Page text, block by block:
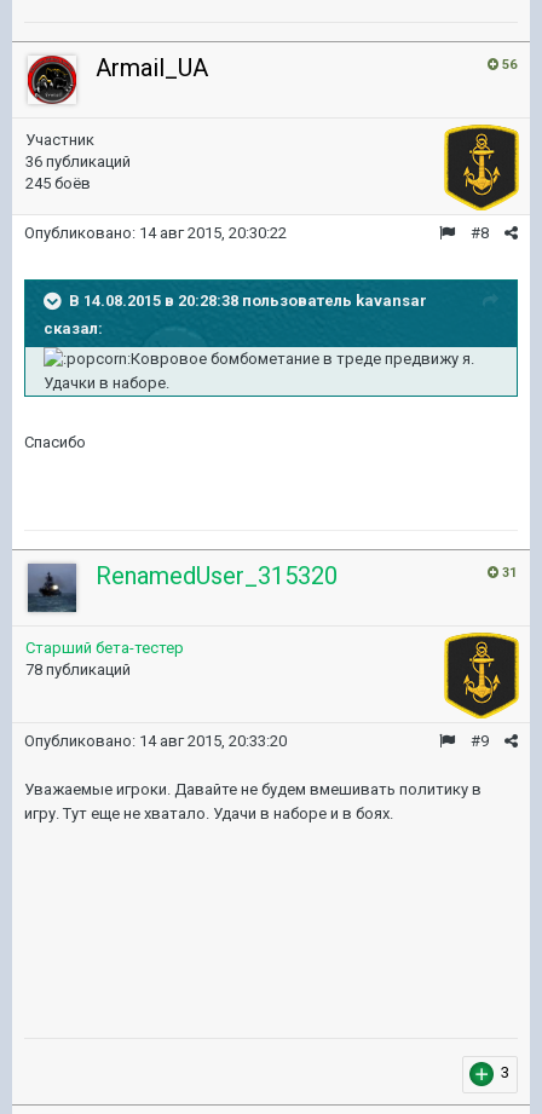
56
Armail_UA
Участник
36 публикаций
245 боёв
#8
Опубликовано: 14 авг 2015, 20:30:22
В 14.08.2015 в 20:28:38 пользователь kavansar
сказал:
Ковровое бомбометание в треде предвижу я.
Удачки в наборе.
Спасибо
31
RenamedUser_315320
Старший бета-тестер
78 публикаций
#9
Опубликовано: 14 авг 2015, 20:33:20
Уважаемые игроки. Давайте не будем вмешивать политику в
игру. Тут еще не хватало. Удачи в наборе и в боях.
3